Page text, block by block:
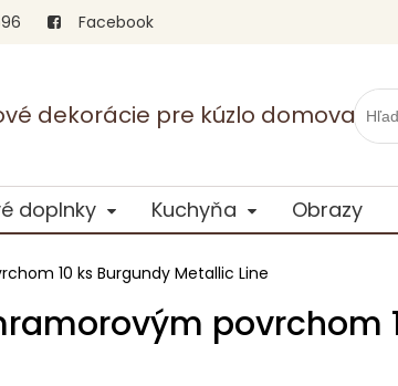
dekorácie pre kúzlo domova
Facebook
doplnky Kuchyňa Obrazy
10 ks Burgundy Metallic Line
povrchom